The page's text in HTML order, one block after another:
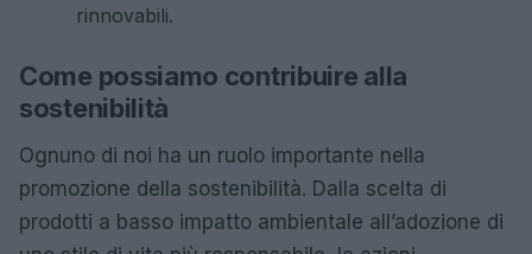
rinnovabili.
Come possiamo contribuire alla
sostenibilità
Ognuno di noi ha un ruolo importante nella
promozione della sostenibilità. Dalla scelta di
prodotti a basso impatto ambientale all’adozione di